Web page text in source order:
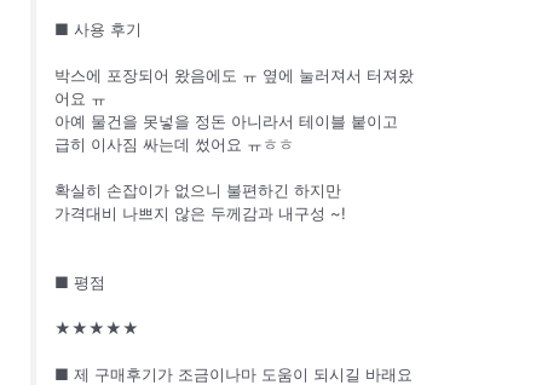
■ 사용 후기
박스에 포장되어 왔음에도 ㅠ 옆에 눌러져서 터져왔
어요 ㅠ
아예 물건을 못넣을 정돈 아니라서 테이블 붙이고
급히 이사짐 싸는데 썼어요 ㅠㅎㅎ
확실히 손잡이가 없으니 불편하긴 하지만
가격대비 나쁘지 않은 두께감과 내구성 ~!
■ 평점
★★★★★
■ 제 구매후기가 조금이나마 도움이 되시길 바래요